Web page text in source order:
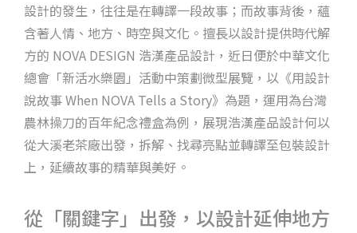
設計的發生，往往是在轉譯一段故事；而故事背後，蘊
含著人情、地方、時空與文化。擅長以設計提供時代解
方的 NOVA DESIGN 浩漢產品設計，近日便於中華文化
總會「新活水樂園」活動中策劃微型展覽，以《用設計
說故事 When NOVA Tells a Story》為題，運用為台灣
農林操刀的百年紀念禮盒為例，展現浩漢產品設計何以
從大溪老茶廠出發，拆解、找尋亮點並轉譯至包裝設計
上，延續故事的精華與美好。
從「關鍵字」出發，以設計延伸地方